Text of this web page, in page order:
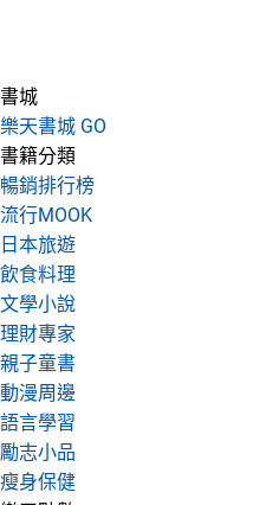
書城
樂天書城 GO
書籍分類
暢銷排行榜
流行MOOK
日本旅遊
飲食料理
文學小說
理財專家
親子童書
動漫周邊
語言學習
勵志小品
瘦身保健